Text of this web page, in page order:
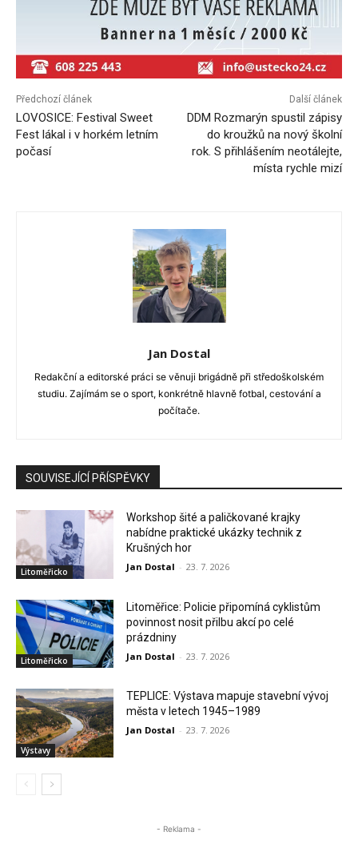
Předchozí článek
LOVOSICE: Festival Sweet
Fest lákal i v horkém letním
počasí
Další článek
DDM Rozmarýn spustil zápisy
do kroužků na nový školní
rok. S přihlášením neotálejte,
místa rychle mizí
Jan Dostal
Redakční a editorské práci se věnuji brigádně při středoškolském
studiu. Zajímám se o sport, konkrétně hlavně fotbal, cestování a
počítače.
SOUVISEJÍCÍ PŘÍSPĚVKY
Litoměřicko
Workshop šité a paličkované krajky
nabídne praktické ukázky technik z
Krušných hor
Jan Dostal - 23. 7. 2026
Litoměřicko
Litoměřice: Policie připomíná cyklistům
povinnost nosit přilbu akcí po celé
prázdniny
Jan Dostal - 23. 7. 2026
Výstavy
TEPLICE: Výstava mapuje stavební vývoj
města v letech 1945–1989
Jan Dostal - 23. 7. 2026
- Reklama -